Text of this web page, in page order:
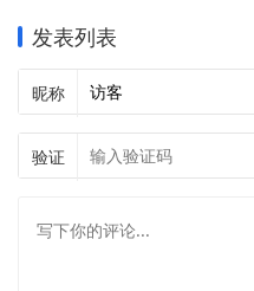
发表列表
昵称
验证